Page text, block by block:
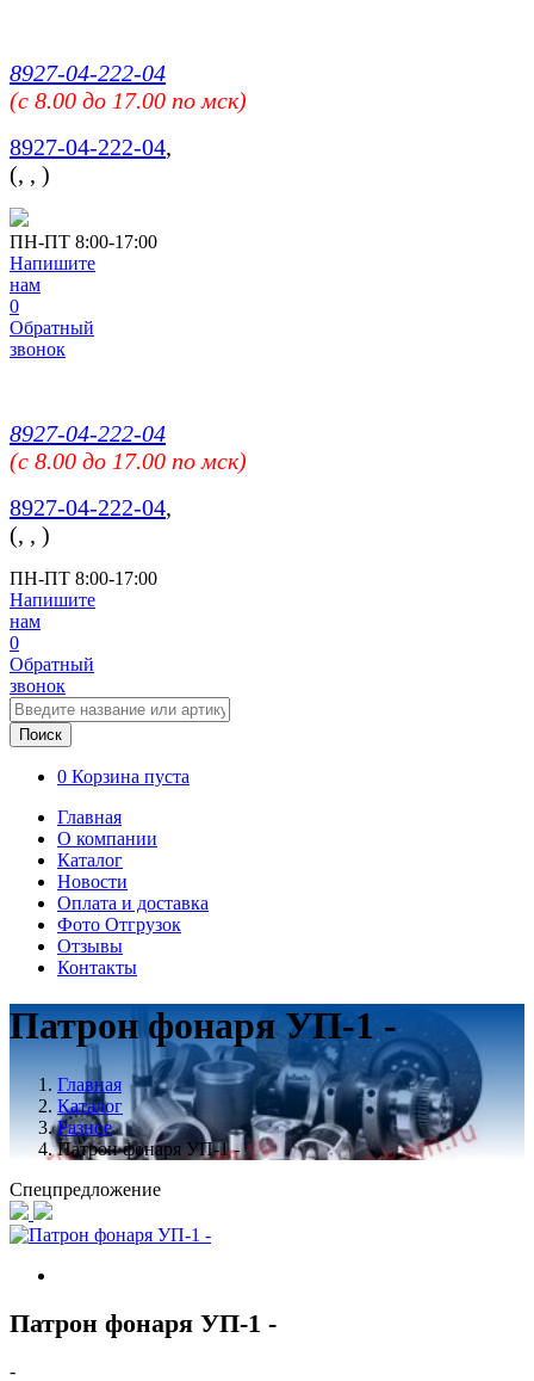
8927-04-222-04
(c 8.00 до 17.00 по мск)
8927-04-222-04,
(, , )
ПН-ПТ 8:00-17:00
Напишите
нам
0
Обратный
звонок
8927-04-222-04
(c 8.00 до 17.00 по мск)
8927-04-222-04,
(, , )
ПН-ПТ 8:00-17:00
Напишите
нам
0
Обратный
звонок
Поиск
0 Корзина пуста
Главная
О компании
Каталог
Новости
Оплата и доставка
Фото Отгрузок
Отзывы
Контакты
Патрон фонаря УП-1 -
Главная
Каталог
Разное
Патрон фонаря УП-1 -
Спецпредложение
Патрон фонаря УП-1 -
-